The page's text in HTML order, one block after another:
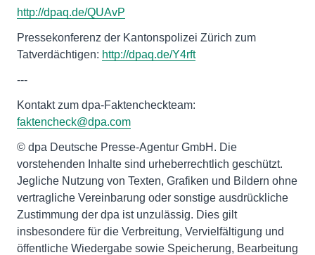
http://dpaq.de/QUAvP
Pressekonferenz der Kantonspolizei Zürich zum
Tatverdächtigen: http://dpaq.de/Y4rft
---
Kontakt zum dpa-Faktencheckteam:
faktencheck@dpa.com
© dpa Deutsche Presse-Agentur GmbH. Die
vorstehenden Inhalte sind urheberrechtlich geschützt.
Jegliche Nutzung von Texten, Grafiken und Bildern ohne
vertragliche Vereinbarung oder sonstige ausdrückliche
Zustimmung der dpa ist unzulässig. Dies gilt
insbesondere für die Verbreitung, Vervielfältigung und
öffentliche Wiedergabe sowie Speicherung, Bearbeitung